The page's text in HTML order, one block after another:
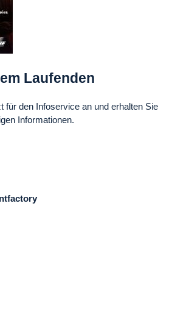
Laufenden
für den Infoservice an und erhalten Sie
Informationen.